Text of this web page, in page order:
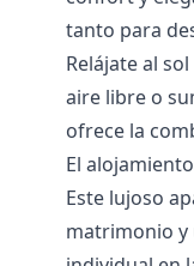
tanto para
Relájate al
aire libre o
ofrece la
El alojamiento
Este lujoso
matrimonio y